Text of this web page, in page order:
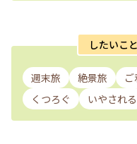
したいこ
週末旅 絶景旅
くつろぐ
いやされる